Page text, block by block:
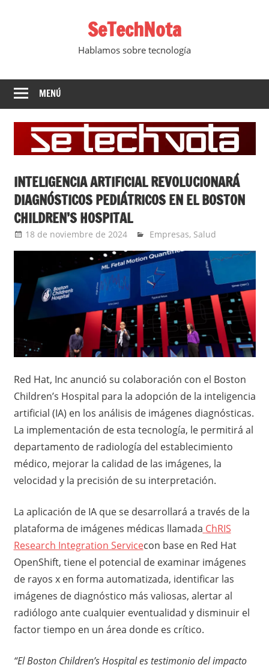
SeTechNota
Hablamos sobre tecnología
MENÚ
INTELIGENCIA ARTIFICIAL REVOLUCIONARÁ
DIAGNÓSTICOS PEDIÁTRICOS EN EL BOSTON
CHILDREN’S HOSPITAL
18 de noviembre de 2024 Ernesto Herrera
Empresas, Salud
Red Hat, Inc anunció su colaboración con el Boston
Children’s Hospital para la adopción de la inteligencia
artificial (IA) en los análisis de imágenes diagnósticas.
La implementación de esta tecnología, le permitirá al
departamento de radiología del establecimiento
médico, mejorar la calidad de las imágenes, la
velocidad y la precisión de su interpretación.
La aplicación de IA que se desarrollará a través de la
plataforma de imágenes médicas llamada ChRIS
Research Integration Servicecon base en Red Hat
OpenShift, tiene el potencial de examinar imágenes
de rayos x en forma automatizada, identificar las
imágenes de diagnóstico más valiosas, alertar al
radiólogo ante cualquier eventualidad y disminuir el
factor tiempo en un área donde es crítico.
“El Boston Children’s Hospital es testimonio del impacto